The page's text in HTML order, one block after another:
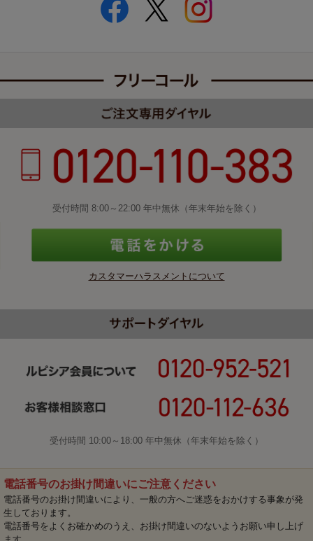
受付時間 8:00～22:00 年中無休（年末年始を除く）
カスタマーハラスメントについて
受付時間 10:00～18:00 年中無休（年末年始を除く）
電話番号のお掛け間違いにご注意ください
電話番号のお掛け間違いにより、一般の方へご迷惑をおかけする事象が発
生しております。
電話番号をよくお確かめのうえ、お掛け間違いのないようお願い申し上げ